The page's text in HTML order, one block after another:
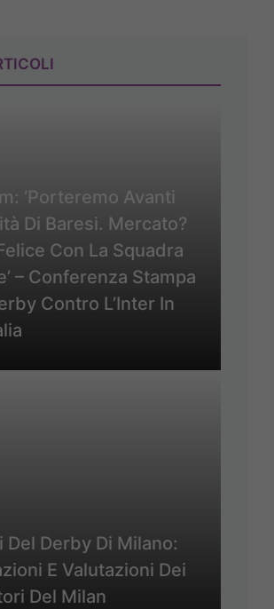
‘Porteremo Avanti
Di Baresi. Mercato?
Con La Squadra
– Conferenza Stampa
Contro L’Inter In
Del Derby Di Milano:
E Valutazioni Dei
Del Milan